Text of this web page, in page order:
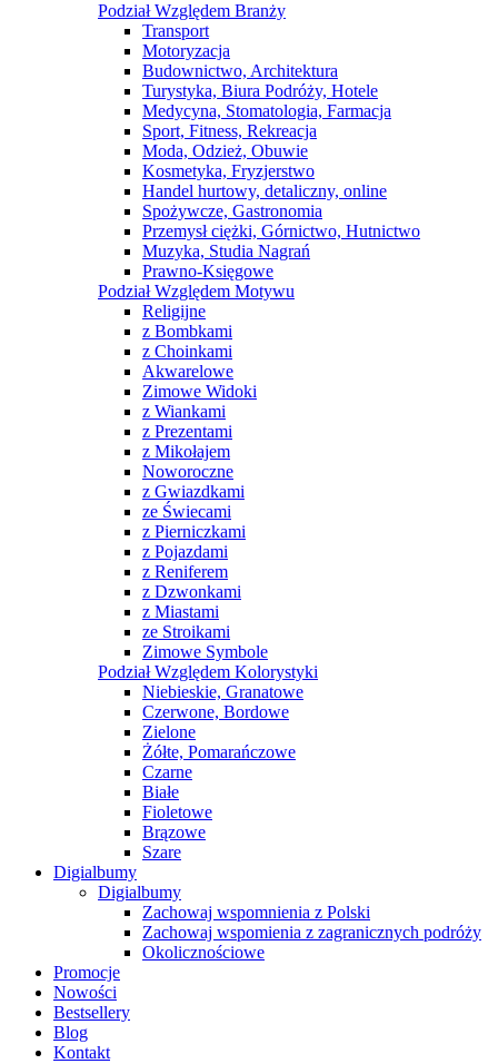
Podział Względem Branży
Transport
Motoryzacja
Budownictwo, Architektura
Turystyka, Biura Podróży, Hotele
Medycyna, Stomatologia, Farmacja
Sport, Fitness, Rekreacja
Moda, Odzież, Obuwie
Kosmetyka, Fryzjerstwo
Handel hurtowy, detaliczny, online
Spożywcze, Gastronomia
Przemysł ciężki, Górnictwo, Hutnictwo
Muzyka, Studia Nagrań
Prawno-Księgowe
Podział Względem Motywu
Religijne
z Bombkami
z Choinkami
Akwarelowe
Zimowe Widoki
z Wiankami
z Prezentami
z Mikołajem
Noworoczne
z Gwiazdkami
ze Świecami
z Pierniczkami
z Pojazdami
z Reniferem
z Dzwonkami
z Miastami
ze Stroikami
Zimowe Symbole
Podział Względem Kolorystyki
Niebieskie, Granatowe
Czerwone, Bordowe
Zielone
Żółte, Pomarańczowe
Czarne
Białe
Fioletowe
Brązowe
Szare
Digialbumy
Digialbumy
Zachowaj wspomnienia z Polski
Zachowaj wspomienia z zagranicznych podróży
Okolicznościowe
Promocje
Nowości
Bestsellery
Blog
Kontakt